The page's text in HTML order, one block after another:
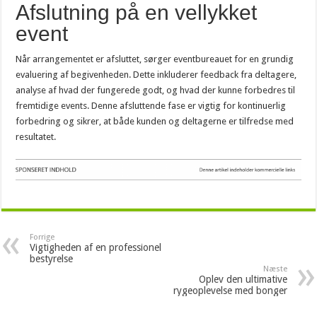
Afslutning på en vellykket
event
Når arrangementet er afsluttet, sørger eventbureauet for en grundig
evaluering af begivenheden. Dette inkluderer feedback fra deltagere,
analyse af hvad der fungerede godt, og hvad der kunne forbedres til
fremtidige events. Denne afsluttende fase er vigtig for kontinuerlig
forbedring og sikrer, at både kunden og deltagerne er tilfredse med
resultatet.
Forrige
Vigtigheden af en professionel
bestyrelse
Næste
Oplev den ultimative
rygeoplevelse med bonger